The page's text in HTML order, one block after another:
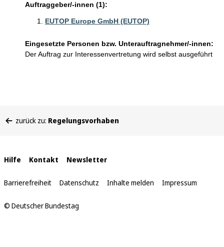
Auftraggeber/-innen (1):
EUTOP Europe GmbH (EUTOP)
Eingesetzte Personen bzw. Unterauftragnehmer/-innen:
Der Auftrag zur Interessenvertretung wird selbst ausgeführt
befinden
zurück zu: Regelungsvorhaben
Interne
Links
Hilfe Kontakt Newsletter
Barrierefreiheit Datenschutz Inhalte melden Impressum
© Deutscher Bundestag